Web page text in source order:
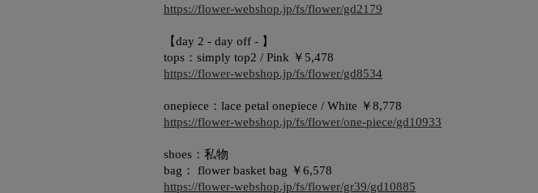
https://flower-webshop.jp/fs/flower/gd2179
【day 2 - day off - 】
tops：simply top2 / Pink ￥5,478
https://flower-webshop.jp/fs/flower/gd8534
onepiece：lace petal onepiece / White ￥8,778
https://flower-webshop.jp/fs/flower/one-piece/gd10933
shoes：私物
bag： flower basket bag ￥6,578
https://flower-webshop.jp/fs/flower/gr39/gd10885